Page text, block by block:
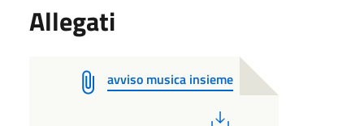
Allegati
avviso musica insieme